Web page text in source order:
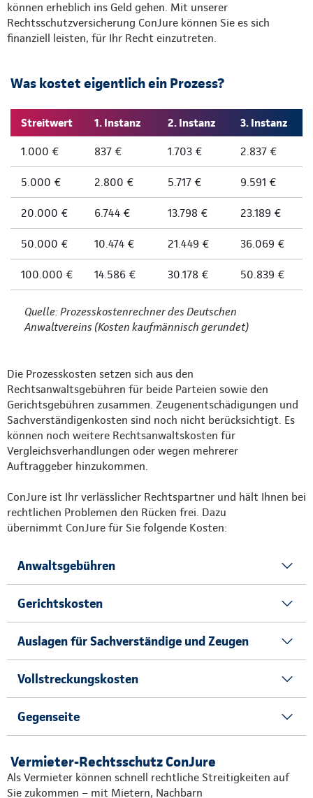
können erheblich ins Geld gehen. Mit unserer
Rechtsschutzversicherung ConJure können Sie es sich
finanziell leisten, für Ihr Recht einzutreten.
Was kostet eigentlich ein Prozess?
Streitwert 1. Instanz 2. Instanz 3. Instanz
1.000 € 837 € 1.703 € 2.837 €
5.000 € 2.800 € 5.717 € 9.591 €
20.000 € 6.744 € 13.798 € 23.189 €
50.000 € 10.474 € 21.449 € 36.069 €
100.000 € 14.586 € 30.178 € 50.839 €
Quelle: Prozesskostenrechner des Deutschen
Anwaltvereins (Kosten kaufmännisch gerundet)
Die Prozesskosten setzen sich aus den
Rechtsanwaltsgebühren für beide Parteien sowie den
Gerichtsgebühren zusammen. Zeugenentschädigungen und
Sachverständigenkosten sind noch nicht berücksichtigt. Es
können noch weitere Rechtsanwaltskosten für
Vergleichsverhandlungen oder wegen mehrerer
Auftraggeber hinzukommen.
ConJure ist Ihr verlässlicher Rechtspartner und hält Ihnen bei
rechtlichen Problemen den Rücken frei. Dazu
übernimmt ConJure für Sie folgende Kosten:
Anwaltsgebühren
Gerichtskosten
Auslagen für Sachverständige und Zeugen
Vollstreckungskosten
Gegenseite
Vermieter-Rechtsschutz ConJure
Als Vermieter können schnell rechtliche Streitigkeiten auf
Sie zukommen – mit Mietern, Nachbarn